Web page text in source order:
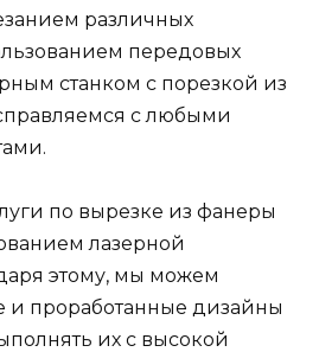
различных
передовых
станком с порезкой из
с любыми
по вырезке из фанеры
лазерной
этому, мы можем
и проработанные дизайны
их с высокой